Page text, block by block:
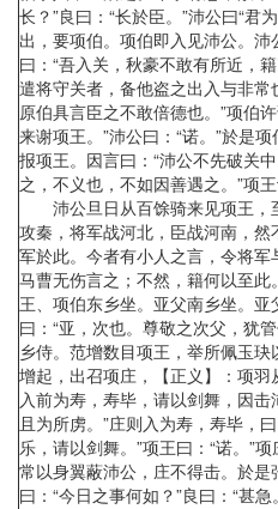
长？”良曰：“长於臣。”沛公曰“君
出，要项伯。项伯即入见沛公。沛
曰：“吾入关，秋豪不敢有所近，
遣将守关者，备他盗之出入与非常
原伯具言臣之不敢倍德也。”项伯
来谢项王。”沛公曰：“诺。”於是
报项王。因言曰：“沛公不先破关
之，不义也，不如因善遇之。”项王
沛公旦日从百馀骑来见项王，
攻秦，将军战河北，臣战河南，
军於此。今者有小人之言，令将军
马曹无伤言之；不然，籍何以至此
王、项伯东乡坐。亚父南乡坐。
曰：“亚，次也。尊敬之次父，犹
乡侍。范增数目项王，举所佩玉
增起，出召项庄，【正义】：项
入前为寿，寿毕，请以剑舞，因
且为所虏。”庄则入为寿，寿毕，
乐，请以剑舞。”项王曰：“诺。”
常以身翼蔽沛公，庄不得击。於
曰：“今日之事何如？”良曰：“甚